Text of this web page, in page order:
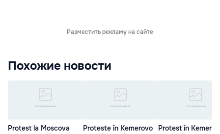
Разместить рекламу на сайте
Похожие новости
Protest la Moscova
Proteste în Kemerovo
Protest în